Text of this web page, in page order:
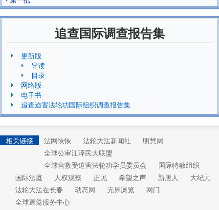
追查国际调查报告集
更新版
导读
目录
网络版
电子书
追查迫害法轮功国际组织调查报告集
相关链接 法网恢恢 法轮大法新闻社
明慧网
全球公审江泽民大联盟
全球营救受迫害法轮功学员委员会
国际特赦组织
国际法庭
人权观察 正见 希望之声 新唐人
大纪元
法轮大法在长春
动态网 无界浏览
网门
全球退党服务中心